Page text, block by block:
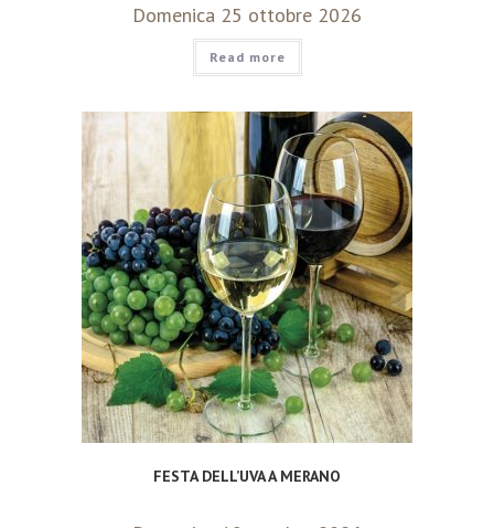
Domenica 25 ottobre 2026
Read more
FESTA DELL’UVA A MERANO